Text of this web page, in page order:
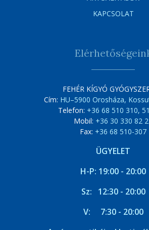
KAPCSOLAT
FEHÉR KÍGYÓ
Cím: HU–5900 Orosháza,
Telefon: +36 68 510 310,
Mobil: +36 30 330 82
Fax: +36 68 510-307
ÜGYELET
H-P: 19:00 - 20:00
Sz: 12:30 - 20:00
V: 7:30 - 20:00